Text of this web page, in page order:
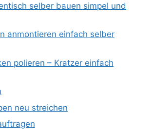
selber bauen simpel und
anmontieren einfach selber
polieren – Kratzer einfach
neu streichen